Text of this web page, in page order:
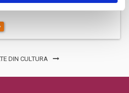
sept
DIN CULTURA